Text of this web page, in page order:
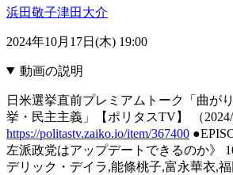
浜田敬子津田大介
2024年10月17日(木) 19:00
動画の説明
日米選挙直前プレミアムトーク「曲が
挙・民主主義」【ポリタスTV】 （2024/
https://politastv.zaiko.io/item/367400
左派政党はアップデートできるのか》
デリック・デイラ,能條桃子,富永華衣,